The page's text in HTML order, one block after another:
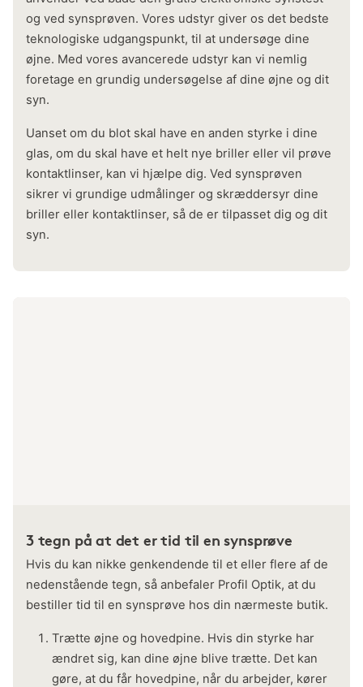
og ved synsprøven. Vores udstyr giver os det bedste
teknologiske udgangspunkt, til at undersøge dine
øjne. Med vores avancerede udstyr kan vi nemlig
foretage en grundig undersøgelse af dine øjne og dit
syn.
Uanset om du blot skal have en anden styrke i dine
glas, om du skal have et helt nye briller eller vil prøve
kontaktlinser, kan vi hjælpe dig. Ved synsprøven
sikrer vi grundige udmålinger og skræddersyr dine
briller eller kontaktlinser, så de er tilpasset dig og dit
syn.
3 tegn på at det er tid til en synsprøve
Hvis du kan nikke genkendende til et eller flere af de
nedenstående tegn, så anbefaler Profil Optik, at du
bestiller tid til en synsprøve hos din nærmeste butik.
Trætte øjne og hovedpine. Hvis din styrke har
ændret sig, kan dine øjne blive trætte. Det kan
gøre, at du får hovedpine, når du arbejder, kører